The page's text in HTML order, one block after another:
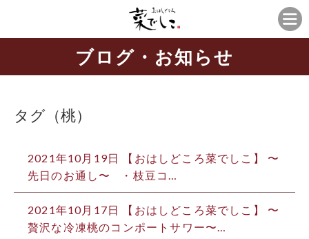
ブログ・お知らせ
タグ（桃）
2021年10月19日 【おはしどころ菜でしこ】 〜
先日のお通し〜 ⁡ ⁡ ・枝豆コ…
2021年10月17日 【おはしどころ菜でしこ】 〜
贅沢な冷凍桃のコンポートサワー〜…